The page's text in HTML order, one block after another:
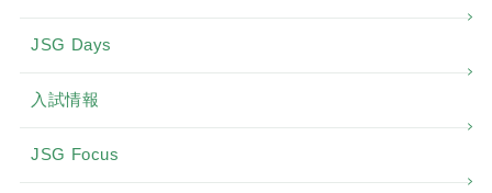
JSG Days
入試情報
JSG Focus